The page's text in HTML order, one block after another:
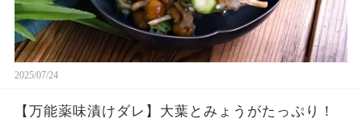
2025/07/24
【万能薬味漬けダレ】大葉とみょうがたっぷり！